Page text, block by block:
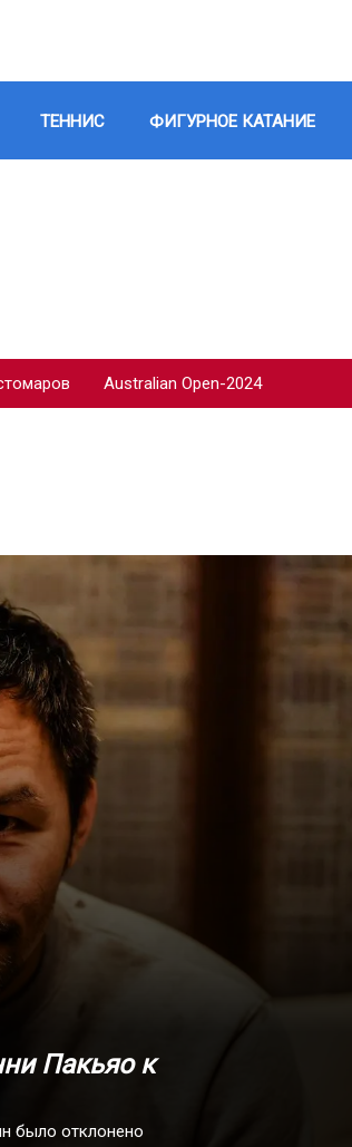
ТЕННИС ФИГУРНОЕ КАТАНИЕ
Australian Open-2024
Пакьяо к
было отклонено